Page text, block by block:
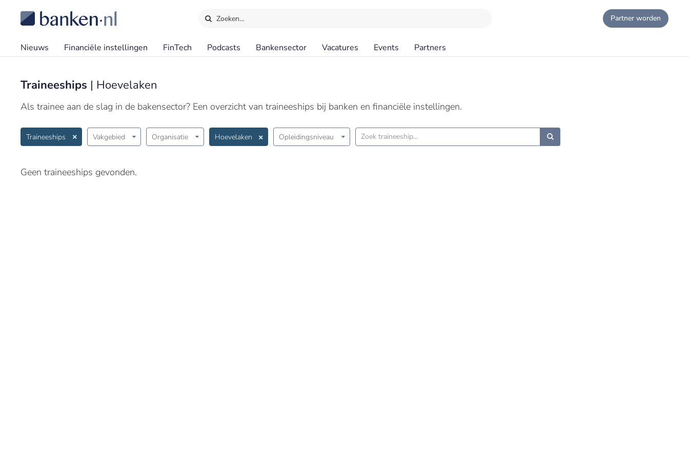
Zoeken… Partner worden
Nieuws Financiële instellingen FinTech Podcasts Bankensector Vacatures Events Partners
Traineeships | Hoevelaken
Als trainee aan de slag in de bakensector? Een overzicht van traineeships bij banken en financiële instellingen.
Traineeships Vakgebied Organisatie Hoevelaken Opleidingsniveau
Geen traineeships gevonden.